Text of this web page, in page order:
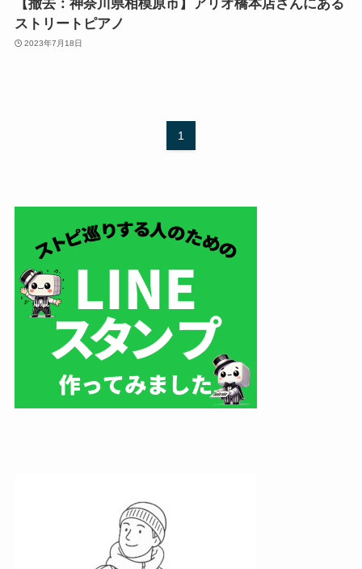
【撤去：神奈川県相模原市】アリオ橋本店さんにある
ストリートピアノ
2023年7月18日
1